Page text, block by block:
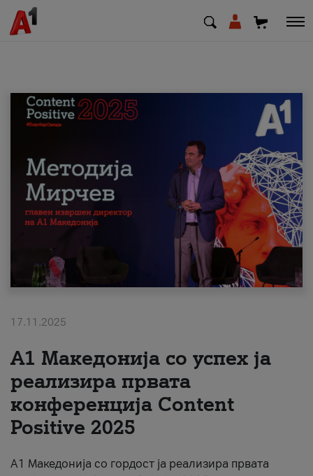
МК EN
Приватни Деловни
Поддршка
Надополни кредит
#ПодобарОнлајн
17.11.2025
А1 Македонија со успех ја
реализира првата
конференција Content
Positive 2025
А1 Македонија со гордост ја реализира првата